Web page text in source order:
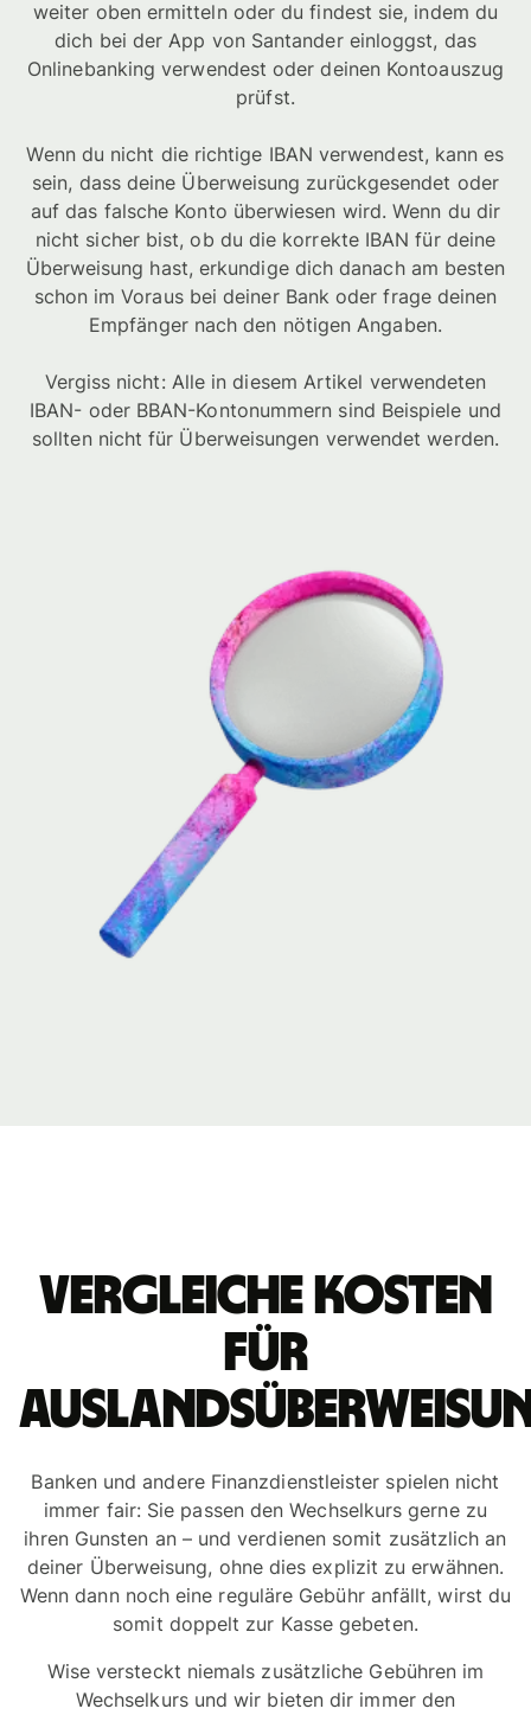
weiter oben ermitteln oder du findest sie, indem du
dich bei der App von Santander einloggst, das
Onlinebanking verwendest oder deinen Kontoauszug
prüfst.
Wenn du nicht die richtige IBAN verwendest, kann es
sein, dass deine Überweisung zurückgesendet oder
auf das falsche Konto überwiesen wird. Wenn du dir
nicht sicher bist, ob du die korrekte IBAN für deine
Überweisung hast, erkundige dich danach am besten
schon im Voraus bei deiner Bank oder frage deinen
Empfänger nach den nötigen Angaben.
Vergiss nicht: Alle in diesem Artikel verwendeten
IBAN- oder BBAN-Kontonummern sind Beispiele und
sollten nicht für Überweisungen verwendet werden.
Vergleiche Kosten
für
Banken und andere Finanzdienstleister spielen nicht
immer fair: Sie passen den Wechselkurs gerne zu
ihren Gunsten an – und verdienen somit zusätzlich an
deiner Überweisung, ohne dies explizit zu erwähnen.
Wenn dann noch eine reguläre Gebühr anfällt, wirst du
somit doppelt zur Kasse gebeten.
Wise versteckt niemals zusätzliche Gebühren im
Wechselkurs und wir bieten dir immer den